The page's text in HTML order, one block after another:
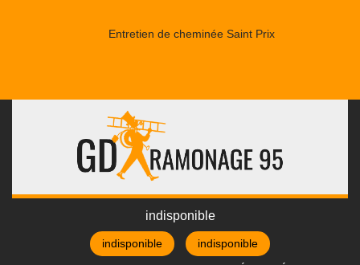
Entretien de cheminée Saint Prix
indisponible
indisponible indisponible